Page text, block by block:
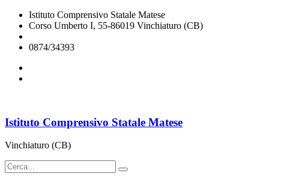
Istituto Comprensivo Statale Matese
Corso Umberto I, 55-86019 Vinchiaturo (CB)
0874/34393
Istituto Comprensivo Statale Matese
Vinchiaturo (CB)